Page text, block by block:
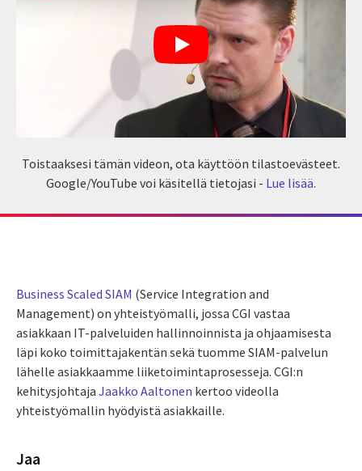
Toistaaksesi tämän videon, ota käyttöön tilastoevästeet.
Google/YouTube voi käsitellä tietojasi - Lue lisää.
Business Scaled SIAM (Service Integration and
Management) on yhteistyömalli, jossa CGI vastaa
asiakkaan IT-palveluiden hallinnoinnista ja ohjaamisesta
läpi koko toimittajakentän sekä tuomme SIAM-palvelun
lähelle asiakkaamme liiketoimintaprosesseja. CGI:n
kehitysjohtaja Jaakko Aaltonen kertoo videolla
yhteistyömallin hyödyistä asiakkaille.
Jaa